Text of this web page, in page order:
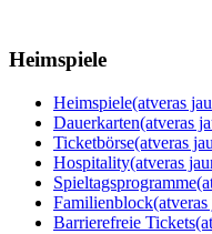
Heimspiele
Heimspiele(atveras
Dauerkarten(atveras
Ticketbörse(atveras
Hospitality(atveras
Spieltagsprogramme
Familienblock
Barrierefreie Tickets